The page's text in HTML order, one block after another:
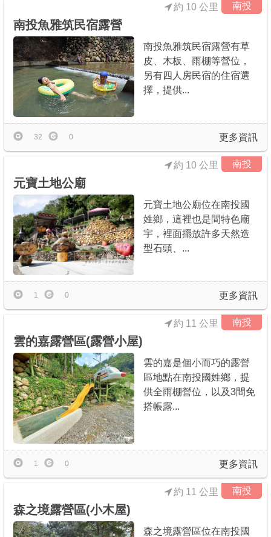
南投
南投魚雅筑民宿露營
約 10 公里
南投魚雅筑民宿露營有草
皮、木板、雨棚等營位，
另有四人房民宿的住宿選
擇，提供...
更多資訊
32 0
南投
元寶土地公廟
約 10 公里
元寶土地公廟位在南投國
姓鄉，這裡也是間特色廟
宇，裡面擺放許多天然造
型石頭、...
更多資訊
1 0
南投
雲的嘉露營區(露營小屋)
約 11 公里
雲的嘉是個小而巧的露營
區地點在南投國姓鄉，提
供全雨棚營位，以及3間免
搭帳露...
更多資訊
1 0
南投
森之境露營區(小木屋)
約 11 公里
森之境露營區位在南投國